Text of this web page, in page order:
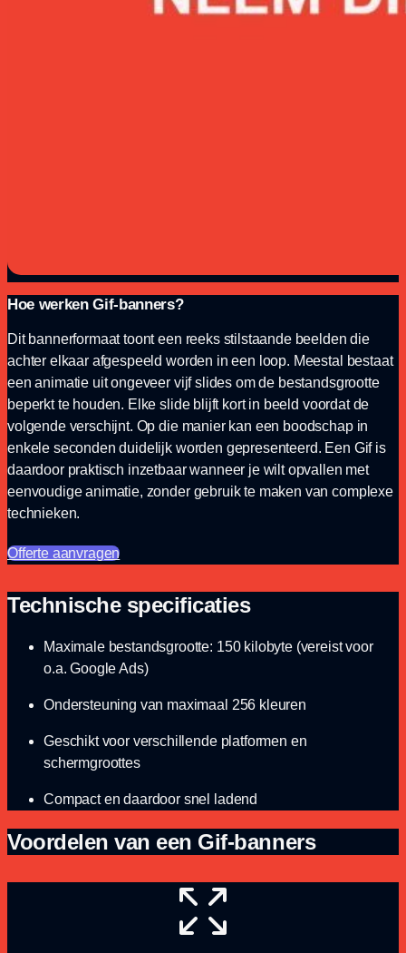
Hoe werken Gif-banners?
Dit bannerformaat toont een reeks stilstaande beelden die
achter elkaar afgespeeld worden in een loop. Meestal bestaat
een animatie uit ongeveer vijf slides om de bestandsgrootte
beperkt te houden. Elke slide blijft kort in beeld voordat de
volgende verschijnt. Op die manier kan een boodschap in
enkele seconden duidelijk worden gepresenteerd. Een Gif is
daardoor praktisch inzetbaar wanneer je wilt opvallen met
eenvoudige animatie, zonder gebruik te maken van complexe
technieken.
Offerte aanvragen
Technische specificaties
Maximale bestandsgrootte: 150 kilobyte (vereist voor
o.a. Google Ads)
Ondersteuning van maximaal 256 kleuren
Geschikt voor verschillende platformen en
schermgroottes
Compact en daardoor snel ladend
Voordelen van een Gif-banners